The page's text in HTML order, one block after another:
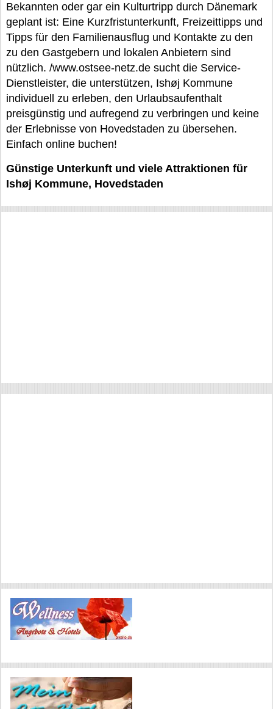
Bekannten oder gar ein Kulturtripp durch Dänemark
geplant ist: Eine Kurzfristunterkunft, Freizeittipps und
Tipps für den Familienausflug und Kontakte zu den
zu den Gastgebern und lokalen Anbietern sind
nützlich. /www.ostsee-netz.de sucht die Service-
Dienstleister, die unterstützen, Ishøj Kommune
individuell zu erleben, den Urlaubsaufenthalt
preisgünstig und aufregend zu verbringen und keine
der Erlebnisse von Hovedstaden zu übersehen.
Einfach online buchen!
Günstige Unterkunft und viele Attraktionen für
Ishøj Kommune, Hovedstaden